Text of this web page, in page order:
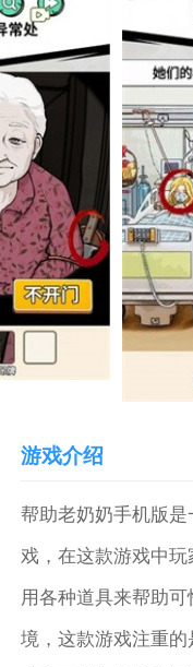
游戏介绍
帮助老奶奶手机版
戏，在这款游戏中
用各种道具来帮助
境，这款游戏注重